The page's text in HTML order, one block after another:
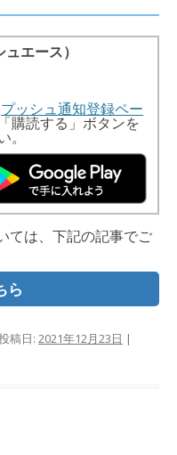
エース）
プッシュ通知登録ペー
購読する」ボタンを
ては、下記の記事でご
ら
稿日: 2021年12月23日 |